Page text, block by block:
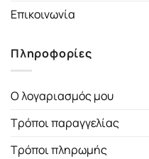
Επικοινωνία
Πληροφορίες
Ο λογαριασμός μου
Τρόποι παραγγελίας
Τρόποι πληρωμής